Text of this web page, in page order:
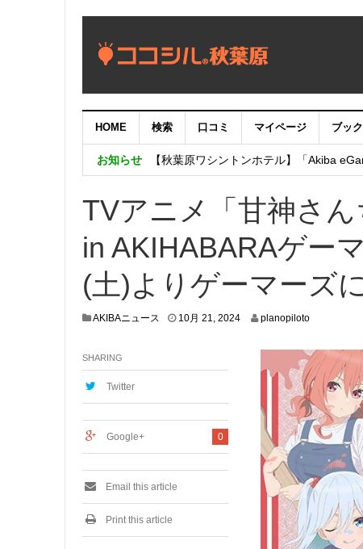
HOME 検索 口コミ マイページ ブッ
お知らせ
【重要：9月5日（火）22時】ココシル：
【秋葉原ワシントンホテル】「Akiba
TVアニメ「甘神さ
in AKIHABARAゲー
(土)よりゲーマーズ
AKIBAニュース 10月 21, 20241
planopiloto
SHARING
Twitter
0
Google+
Email this article
Print this article